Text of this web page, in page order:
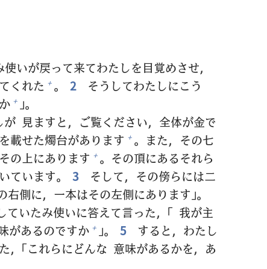
使いが戻って来てわたしを目覚めさせ，
くれた + 。 2
そうしてわたしにこう
+ 」。
が 見ますと，ご覧ください， 全体が金で
を載せた燭台があります + 。また，その七
の上にあります + 。その頂にあるそれら
いています。 3 そして，その傍らには二
右側に， 一本はその左側にあります」。
ていたみ使いに答えて言った，「 我が主
があるのですか + 」。 5
すると，わたし
，「これらにどんな 意味があるかを，あ